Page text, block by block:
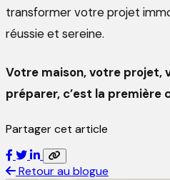
transformer votre projet
réussie et sereine.
Votre maison, votre projet,
préparer, c’est la première
Partager cet article
Retour au blogue